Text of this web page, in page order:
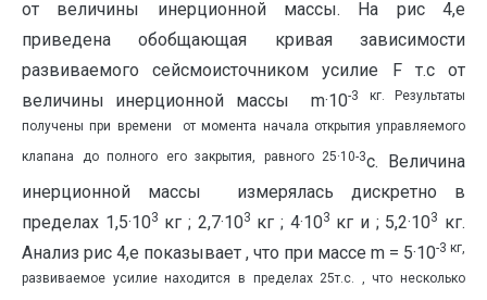
от величины инерционной массы. На рис 4,е
приведена обобщающая кривая зависимости
развиваемого сейсмоисточником усилие F т.c от
величины инерционной массы m·10-3 кг. Результаты
получены при времени от момента начала открытия управляемого
клапана до полного его закрытия, равного 25·10-3с. Величина
инерционной массы измерялась дискретно в
пределах 1,5·103 кг ; 2,7·103 кг ; 4·103 кг и ; 5,2·103 кг.
Анализ рис 4,е показывает , что при массе m = 5·10-3 кг,
развиваемое усилие находится в пределах 25т.с. , что несколько